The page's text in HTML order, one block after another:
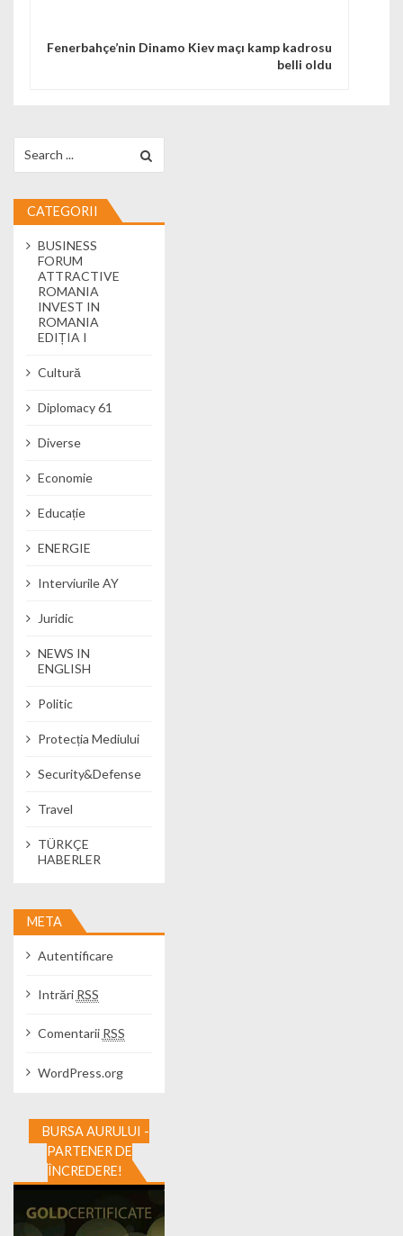
Fenerbahçe’nin Dinamo Kiev maçı kamp kadrosu
belli oldu
CATEGORII
BUSINESS
FORUM
ATTRACTIVE
ROMANIA
INVEST IN
ROMANIA
EDIȚIA I
Cultură
Diplomacy 61
Diverse
Economie
Educație
ENERGIE
Interviurile AY
Juridic
NEWS IN
ENGLISH
Politic
Protecția Mediului
Security&Defense
Travel
TÜRKÇE
HABERLER
META
Autentificare
Intrări RSS
Comentarii RSS
WordPress.org
BURSA AURULUI -
PARTENER DE
ÎNCREDERE!